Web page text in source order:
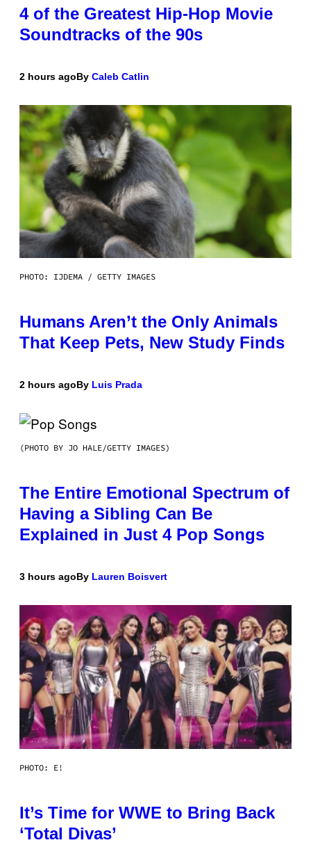
4 of the Greatest Hip-Hop Movie
Soundtracks of the 90s
2 hours agoBy Caleb Catlin
PHOTO: IJDEMA / GETTY IMAGES
Humans Aren’t the Only Animals
That Keep Pets, New Study Finds
2 hours agoBy Luis Prada
(PHOTO BY JO HALE/GETTY IMAGES)
The Entire Emotional Spectrum of
Having a Sibling Can Be
Explained in Just 4 Pop Songs
3 hours agoBy Lauren Boisvert
PHOTO: E!
It’s Time for WWE to Bring Back
‘Total Divas’